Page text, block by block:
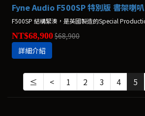
Fyne Audio F500SP 特別版 書架喇叭
NT$68,900$68,900
詳細介紹
≤ < 1 2 3 4 5